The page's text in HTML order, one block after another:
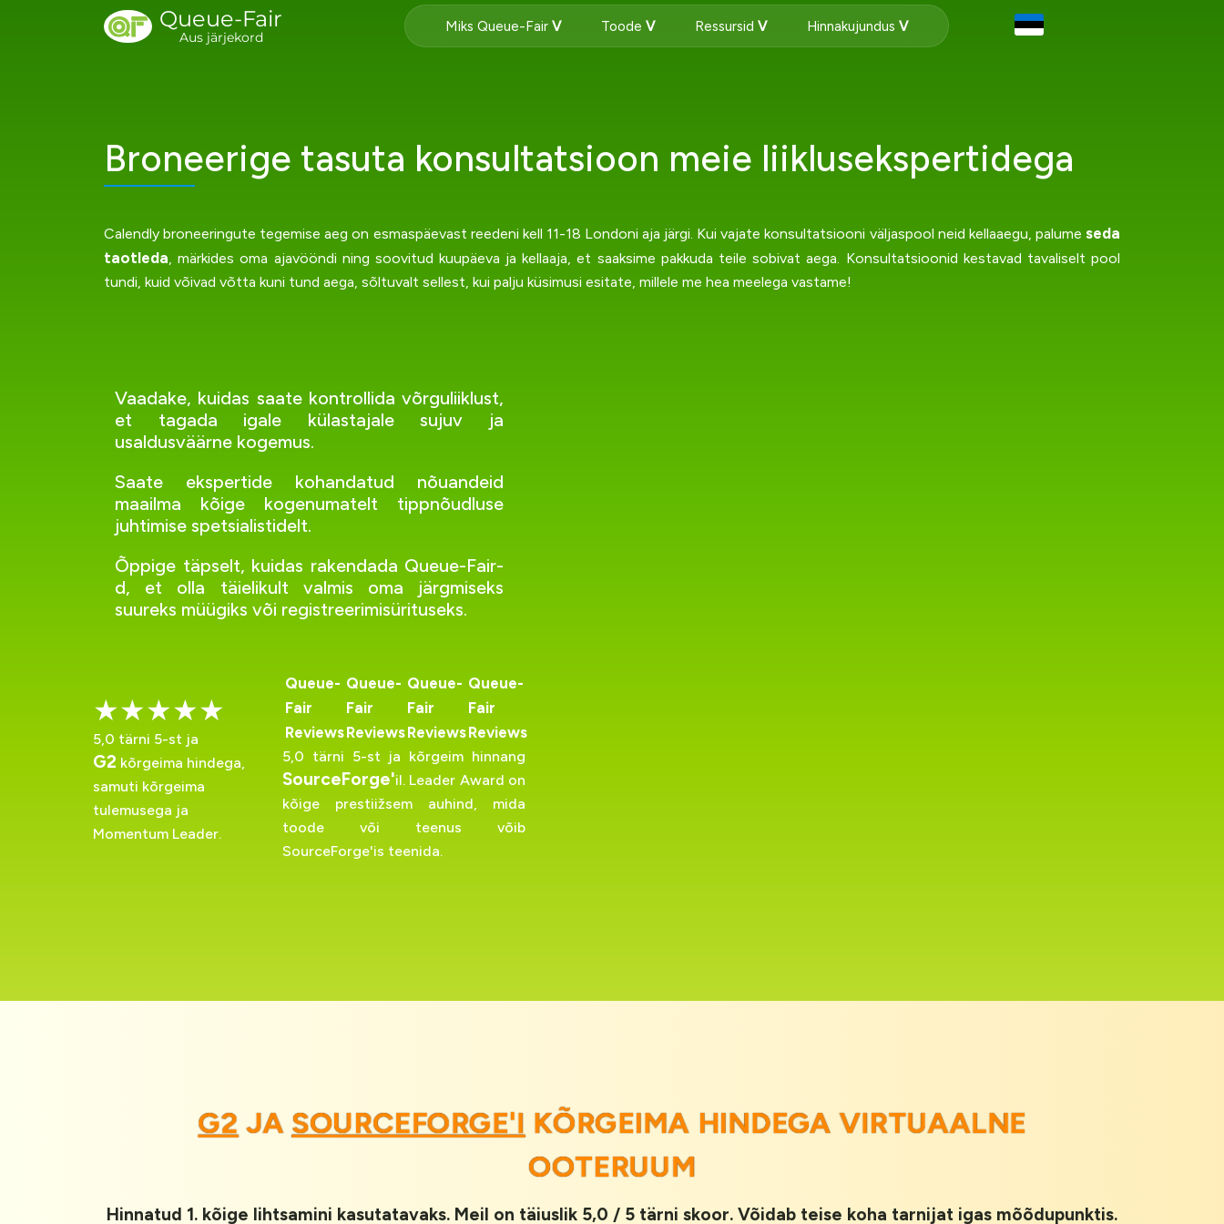
Queue-Fair
Aus järjekord
Miks Queue-Fair Toode Ressursid Hinnakujundus
Broneerige tasuta konsultatsioon meie liiklusekspertidega
Calendly broneeringute tegemise aeg on esmaspäevast reedeni kell 11-18 Londoni aja järgi. Kui vajate konsultatsiooni väljaspool neid kellaaegu, palume seda
taotleda, märkides oma ajavööndi ning soovitud kuupäeva ja kellaaja, et saaksime pakkuda teile sobivat aega. Konsultatsioonid kestavad tavaliselt pool
tundi, kuid võivad võtta kuni tund aega, sõltuvalt sellest, kui palju küsimusi esitate, millele me hea meelega vastame!
Vaadake, kuidas saate kontrollida võrguliiklust,
et tagada igale külastajale sujuv ja
usaldusväärne kogemus.
Saate ekspertide kohandatud nõuandeid
maailma kõige kogenumatelt tippnõudluse
juhtimise spetsialistidelt.
Õppige täpselt, kuidas rakendada Queue-Fair-
d, et olla täielikult valmis oma järgmiseks
suureks müügiks või registreerimisürituseks.
★★★★★
5,0 tärni 5-st ja
G2 kõrgeima hindega,
samuti kõrgeima
tulemusega ja
Momentum Leader.
Queue-
Fair
Reviews
Queue-
Fair
Reviews
Queue-
Fair
Reviews
Queue-
Fair
Reviews
5,0 tärni 5-st ja kõrgeim hinnang
SourceForge'il. Leader Award on
kõige prestiižsem auhind, mida
toode või teenus võib
SourceForge'is teenida.
G2 JASOURCEFORGE'I KÕRGEIMA HINDEGA VIRTUAALNE
OOTERUUM
Hinnatud 1. kõige lihtsamini kasutatavaks. Meil on täiuslik 5,0 / 5 tärni skoor. Võidab teise koha tarnijat igas mõõdupunktis.